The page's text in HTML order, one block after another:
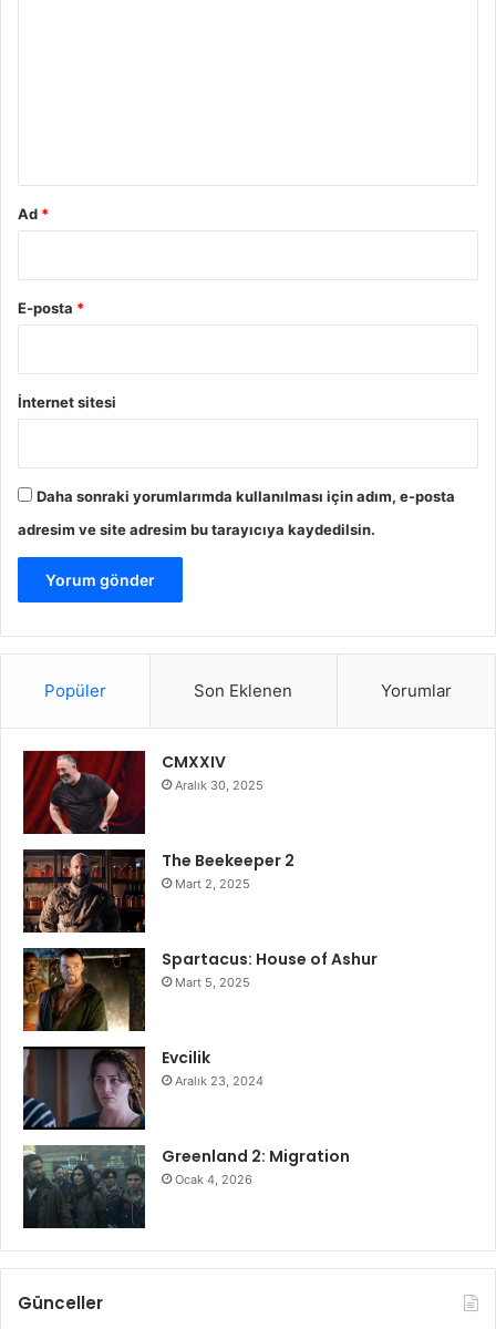
Ad *
E-posta *
İnternet sitesi
Daha sonraki yorumlarımda kullanılması için adım, e-posta
adresim ve site adresim bu tarayıcıya kaydedilsin.
Popüler Son Eklenen Yorumlar
CMXXIV
Aralık 30, 2025
The Beekeeper 2
Mart 2, 2025
Spartacus: House of Ashur
Mart 5, 2025
Evcilik
Aralık 23, 2024
Greenland 2: Migration
Ocak 4, 2026
Günceller